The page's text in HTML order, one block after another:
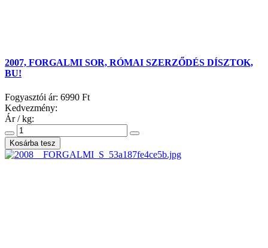
2007, FORGALMI SOR, RÓMAI SZERZŐDÉS DÍSZTOK,
BU!
Fogyasztói ár: 6990 Ft
Kedvezmény:
Ár / kg: